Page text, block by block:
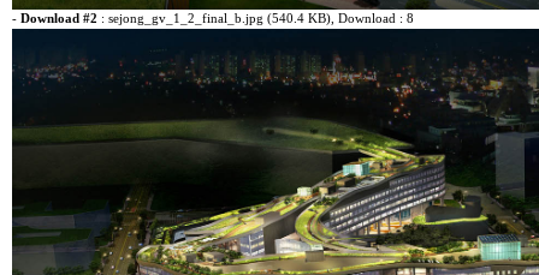
- Download #2 : sejong_gv_1_2_final_b.jpg (540.4 KB), Download : 8